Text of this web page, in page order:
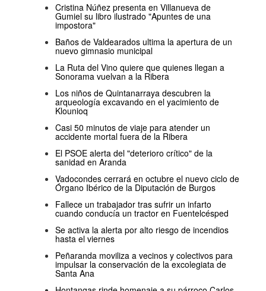
Cristina Núñez presenta en Villanueva de
Gumiel su libro ilustrado "Apuntes de una
impostora"
Baños de Valdearados ultima la apertura de un
nuevo gimnasio municipal
La Ruta del Vino quiere que quienes llegan a
Sonorama vuelvan a la Ribera
Los niños de Quintanarraya descubren la
arqueología excavando en el yacimiento de
Klounioq
Casi 50 minutos de viaje para atender un
accidente mortal fuera de la Ribera
El PSOE alerta del "deterioro crítico" de la
sanidad en Aranda
Vadocondes cerrará en octubre el nuevo ciclo de
Órgano Ibérico de la Diputación de Burgos
Fallece un trabajador tras sufrir un infarto
cuando conducía un tractor en Fuentelcésped
Se activa la alerta por alto riesgo de incendios
hasta el viernes
Peñaranda moviliza a vecinos y colectivos para
impulsar la conservación de la excolegiata de
Santa Ana